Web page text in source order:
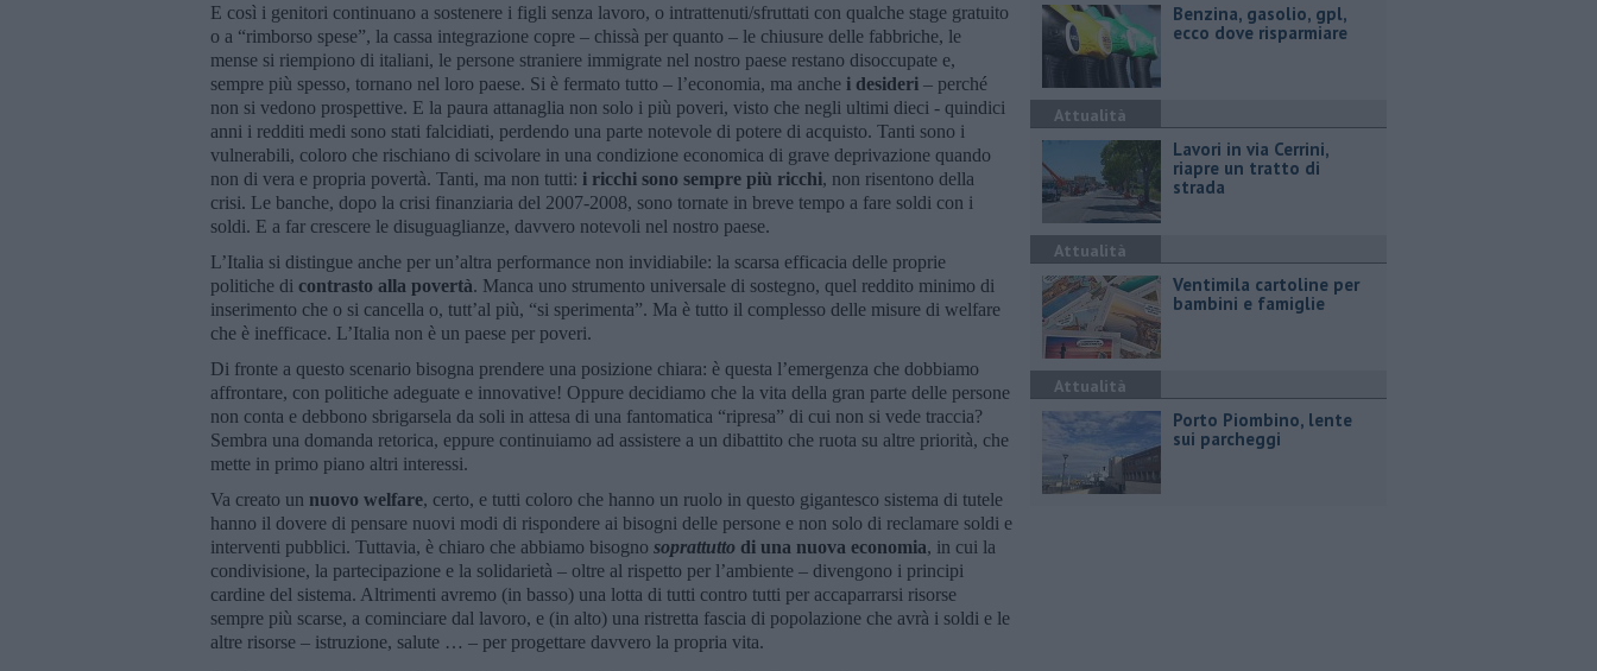
E così i genitori continuano a sostenere i figli senza lavoro, o intrattenuti/sfruttati con qualche stage gratuito
o a “rimborso spese”, la cassa integrazione copre – chissà per quanto – le chiusure delle fabbriche, le
mense si riempiono di italiani, le persone straniere immigrate nel nostro paese restano disoccupate e,
sempre più spesso, tornano nel loro paese. Si è fermato tutto – l’economia, ma anche i desideri – perché
non si vedono prospettive. E la paura attanaglia non solo i più poveri, visto che negli ultimi dieci - quindici
anni i redditi medi sono stati falcidiati, perdendo una parte notevole di potere di acquisto. Tanti sono i
vulnerabili, coloro che rischiano di scivolare in una condizione economica di grave deprivazione quando
non di vera e propria povertà. Tanti, ma non tutti: i ricchi sono sempre più ricchi, non risentono della
crisi. Le banche, dopo la crisi finanziaria del 2007-2008, sono tornate in breve tempo a fare soldi con i
soldi. E a far crescere le disuguaglianze, davvero notevoli nel nostro paese.
L’Italia si distingue anche per un’altra performance non invidiabile: la scarsa efficacia delle proprie
politiche di contrasto alla povertà. Manca uno strumento universale di sostegno, quel reddito minimo di
inserimento che o si cancella o, tutt’al più, “si sperimenta”. Ma è tutto il complesso delle misure di welfare
che è inefficace. L’Italia non è un paese per poveri.
Di fronte a questo scenario bisogna prendere una posizione chiara: è questa l’emergenza che dobbiamo
affrontare, con politiche adeguate e innovative! Oppure decidiamo che la vita della gran parte delle persone
non conta e debbono sbrigarsela da soli in attesa di una fantomatica “ripresa” di cui non si vede traccia?
Sembra una domanda retorica, eppure continuiamo ad assistere a un dibattito che ruota su altre priorità, che
mette in primo piano altri interessi.
Va creato un nuovo welfare, certo, e tutti coloro che hanno un ruolo in questo gigantesco sistema di tutele
hanno il dovere di pensare nuovi modi di rispondere ai bisogni delle persone e non solo di reclamare soldi e
interventi pubblici. Tuttavia, è chiaro che abbiamo bisogno soprattutto di una nuova economia, in cui la
condivisione, la partecipazione e la solidarietà – oltre al rispetto per l’ambiente – divengono i principi
cardine del sistema. Altrimenti avremo (in basso) una lotta di tutti contro tutti per accaparrarsi risorse
sempre più scarse, a cominciare dal lavoro, e (in alto) una ristretta fascia di popolazione che avrà i soldi e le
altre risorse – istruzione, salute … – per progettare davvero la propria vita.
​Benzina, gasolio, gpl,
ecco dove risparmiare
Attualità
Lavori in via Cerrini,
riapre un tratto di
strada
Attualità
Ventimila cartoline per
bambini e famiglie
Attualità
Porto Piombino, lente
sui parcheggi